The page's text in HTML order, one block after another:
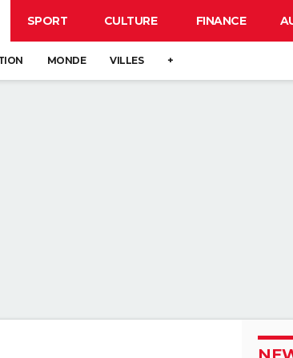
SPORT CULTURE FINANCE
MONDE VILLES +